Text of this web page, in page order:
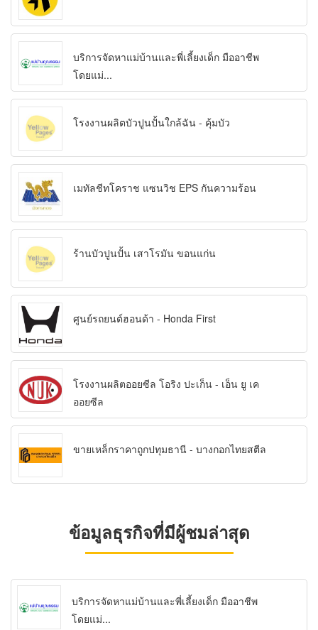
บริการจัดหาแม่บ้านและพี่เลี้ยงเด็ก มืออาชีพ
โดยแม่...
โรงงานผลิตบัวปูนปั้นใกล้ฉัน - คุ้มบัว
เมทัลชีทโคราช แซนวิช EPS กันความร้อน
ร้านบัวปูนปั้น เสาโรมัน ขอนแก่น
ศูนย์รถยนต์ฮอนด้า - Honda First
โรงงานผลิตออยซีล โอริง ปะเก็น - เอ็น ยู เค
ออยซีล
ขายเหล็กราคาถูกปทุมธานี - บางกอกไทยสตีล
ข้อมูลธุรกิจที่มีผู้ชมล่าสุด
บริการจัดหาแม่บ้านและพี่เลี้ยงเด็ก มืออาชีพ
โดยแม่...